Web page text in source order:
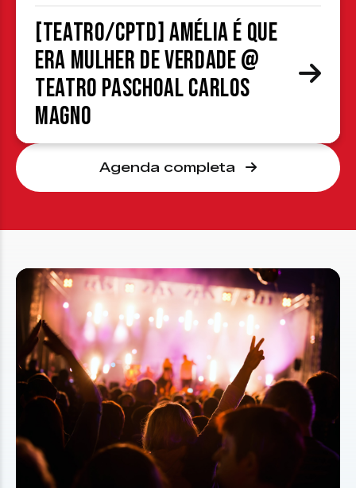
[TEATRO/CPTD] Amélia é que
era mulher de verdade @
Teatro Paschoal Carlos
Magno
Agenda completa